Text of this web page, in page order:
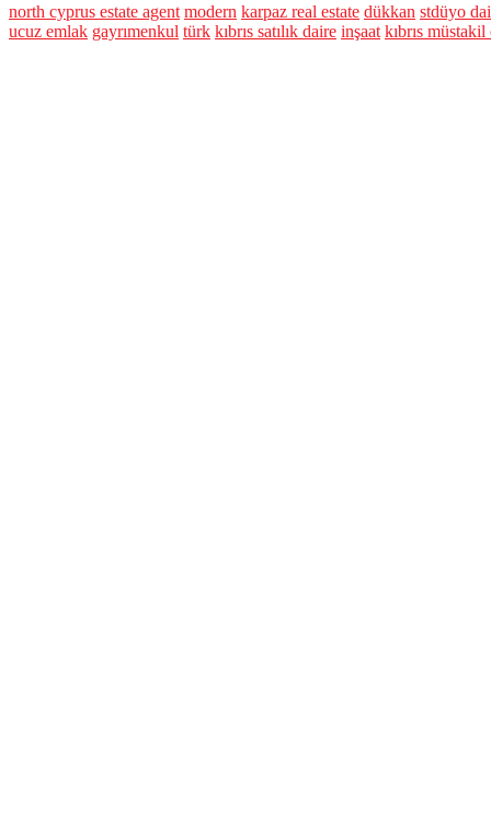
north cyprus estate agent modern karpaz real estate dükkan stdüyo
ucuz emlak gayrımenkul türk kıbrıs satılık daire inşaat kıbrıs müstakil